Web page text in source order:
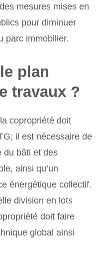
mesures mises en
pour diminuer
parc immobilier.
plan
travaux ?
copropriété doit
il est nécessaire de
du bâti et des
ainsi qu’un
énergétique collectif.
division en lots
doit faire
global ainsi